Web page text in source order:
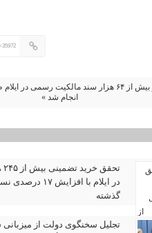
صدور بیش از ۶۴ هزار سند مالکیت رسمی در
انجام شد »
در ایلام با افزایش
گذشته
تجلیل سخنگوی دولت از